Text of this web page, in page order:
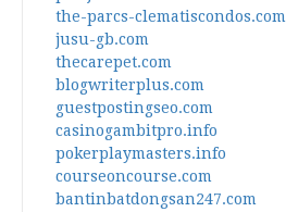
the-parcs-clematiscondos.com
jusu-gb.com
thecarepet.com
blogwriterplus.com
guestpostingseo.com
casinogambitpro.info
pokerplaymasters.info
courseoncourse.com
bantinbatdongsan247.com